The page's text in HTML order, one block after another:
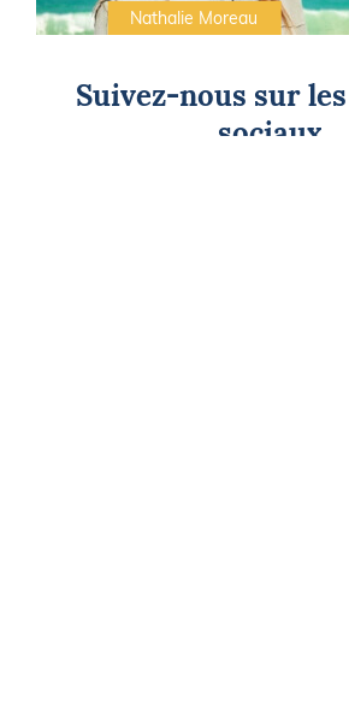
Nathalie Moreau
Suivez-nous sur
sociaux